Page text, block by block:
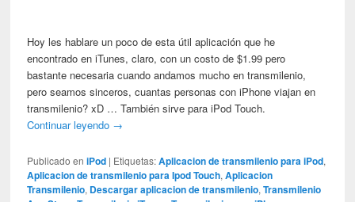
Hoy les hablare un poco de esta útil aplicación que he
encontrado en iTunes, claro, con un costo de $1.99 pero
bastante necesaria cuando andamos mucho en transmilenio,
pero seamos sinceros, cuantas personas con iPhone viajan en
transmilenio? xD … También sirve para iPod Touch.
Continuar leyendo →
Publicado en iPod | Etiquetas: Aplicacion de transmilenio para iPod,
Aplicacion de transmilenio para Ipod Touch,Aplicacion
Transmilenio, Descargar aplicacion de transmilenio,Transmilenio